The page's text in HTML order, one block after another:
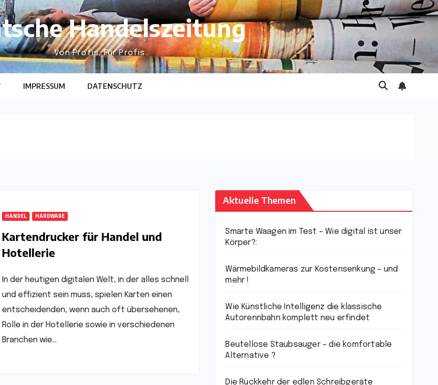
Handelszeitung
Von Profis. Für Profis.
IMPRESSUM DATENSCHUTZ
HANDEL HARDWARE
Kartendrucker für Handel und
Hotellerie
In der heutigen digitalen Welt, in der alles schnell
und effizient sein muss, spielen Karten einen
entscheidenden, wenn auch oft übersehenen,
Rolle in der Hotellerie sowie in verschiedenen
Branchen wie…
Aktuelle Themen
Smarte Waagen im Test – Wie digital ist unser
Körper?:
Wärmebildkameras zur Kostensenkung – und
mehr !
Wie Künstliche Intelligenz die klassische
Autorennbahn komplett neu erfindet
Beutellose Staubsauger – die komfortable
Alternative ?
Die Rückkehr der edlen Schreibgeräte